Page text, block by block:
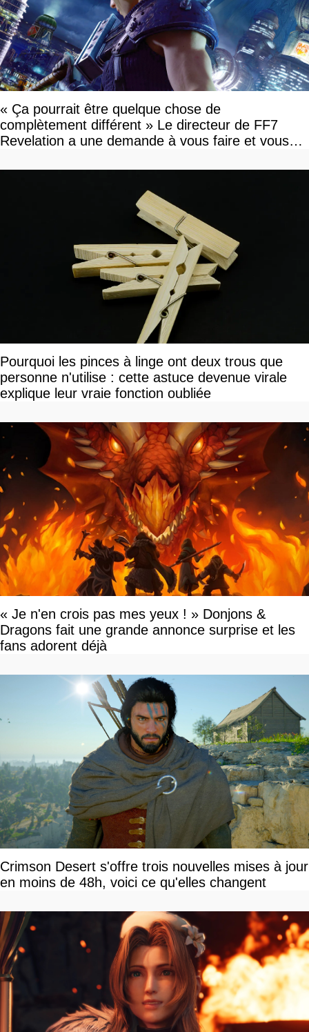
« Ça pourrait être quelque chose de
complètement différent » Le directeur de FF7
Revelation a une demande à vous faire et vous
Pourquoi les pinces à linge ont deux trous que
personne n'utilise : cette astuce devenue virale
explique leur vraie fonction oubliée
« Je n'en crois pas mes yeux ! » Donjons &
Dragons fait une grande annonce surprise et les
fans adorent déjà
Crimson Desert s'offre trois nouvelles mises à jour
en moins de 48h, voici ce qu'elles changent